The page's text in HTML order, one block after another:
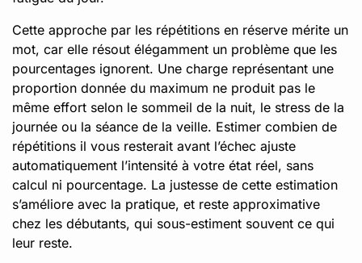
Cette approche par les répétitions en réserve mérite un
mot, car elle résout élégamment un problème que les
pourcentages ignorent. Une charge représentant une
proportion donnée du maximum ne produit pas le
même effort selon le sommeil de la nuit, le stress de la
journée ou la séance de la veille. Estimer combien de
répétitions il vous resterait avant l’échec ajuste
automatiquement l’intensité à votre état réel, sans
calcul ni pourcentage. La justesse de cette estimation
s’améliore avec la pratique, et reste approximative
chez les débutants, qui sous-estiment souvent ce qui
leur reste.